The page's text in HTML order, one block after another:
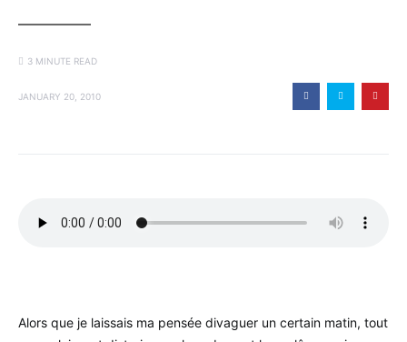
3 MINUTE READ
JANUARY 20, 2010
Alors que je laissais ma pensée divaguer un certain matin, tout